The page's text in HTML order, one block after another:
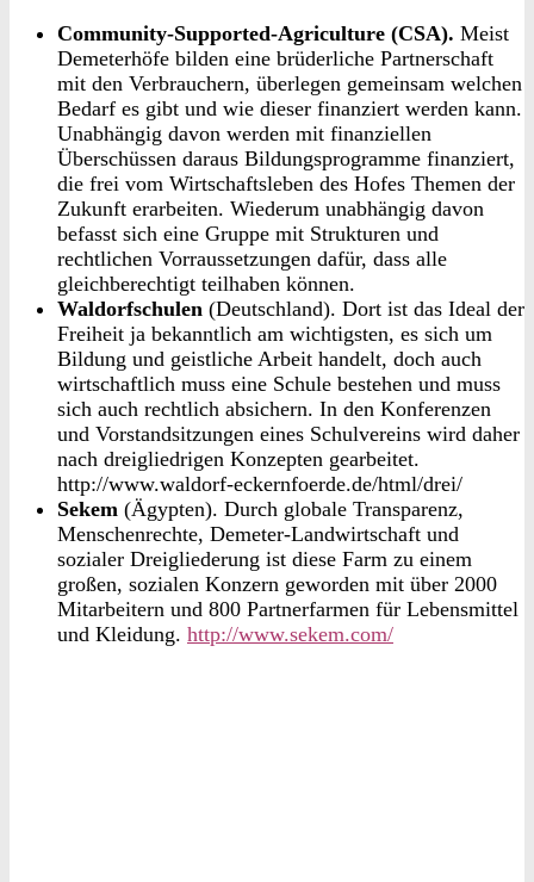
Community-Supported-Agriculture (CSA). Meist
Demeterhöfe bilden eine brüderliche Partnerschaft
mit den Verbrauchern, überlegen gemeinsam welchen
Bedarf es gibt und wie dieser finanziert werden kann.
Unabhängig davon werden mit finanziellen
Überschüssen daraus Bildungsprogramme finanziert,
die frei vom Wirtschaftsleben des Hofes Themen der
Zukunft erarbeiten. Wiederum unabhängig davon
befasst sich eine Gruppe mit Strukturen und
rechtlichen Vorraussetzungen dafür, dass alle
gleichberechtigt teilhaben können.
Waldorfschulen (Deutschland). Dort ist das Ideal der
Freiheit ja bekanntlich am wichtigsten, es sich um
Bildung und geistliche Arbeit handelt, doch auch
wirtschaftlich muss eine Schule bestehen und muss
sich auch rechtlich absichern. In den Konferenzen
und Vorstandsitzungen eines Schulvereins wird daher
nach dreigliedrigen Konzepten gearbeitet.
http://www.waldorf-eckernfoerde.de/html/drei/
Sekem (Ägypten). Durch globale Transparenz,
Menschenrechte, Demeter-Landwirtschaft und
sozialer Dreigliederung ist diese Farm zu einem
großen, sozialen Konzern geworden mit über 2000
Mitarbeitern und 800 Partnerfarmen für Lebensmittel
und Kleidung. http://www.sekem.com/